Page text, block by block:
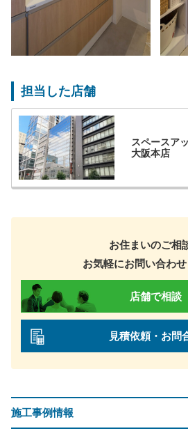
担当した店舗
スペースア
大阪本店
お住まいのご相
お気軽にお問い合わ
店舗で相談
見積依頼・お問
施工事例情報